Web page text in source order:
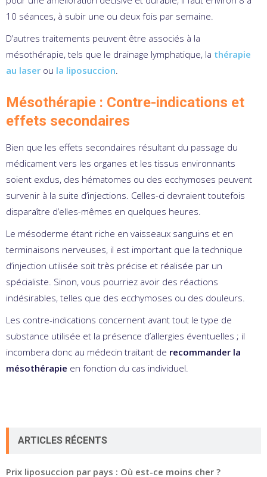
10 séances, à subir une ou deux fois par semaine.
D’autres traitements peuvent être associés à la
mésothérapie, tels que le drainage lymphatique, la thérapie
au laser ou la liposuccion.
Mésothérapie : Contre-indications et
effets secondaires
Bien que les effets secondaires résultant du passage du
médicament vers les organes et les tissus environnants
soient exclus, des hématomes ou des ecchymoses peuvent
survenir à la suite d’injections. Celles-ci devraient toutefois
disparaître d’elles-mêmes en quelques heures.
Le mésoderme étant riche en vaisseaux sanguins et en
terminaisons nerveuses, il est important que la technique
d’injection utilisée soit très précise et réalisée par un
spécialiste. Sinon, vous pourriez avoir des réactions
indésirables, telles que des ecchymoses ou des douleurs.
Les contre-indications concernent avant tout le type de
substance utilisée et la présence d’allergies éventuelles ; il
incombera donc au médecin traitant de recommander la
mésothérapie en fonction du cas individuel.
ARTICLES RÉCENTS
Prix liposuccion par pays : Où est-ce moins cher ?